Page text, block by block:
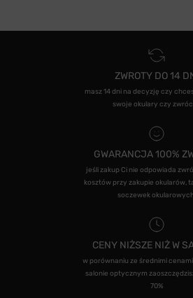
ZWROTY DO 14
masz 14 dni na decyzję czy
swoje okulary czy
GWARANCJA 100%
jeśli zakup Ci nie odpowiada
kosztów przy zakupie okularów,
soczewek
CENY NIŻSZE NIŻ W
w porównaniu ze średnimi
salonie optycznym
70%